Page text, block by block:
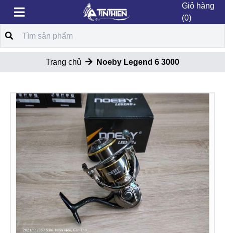
Giỏ hàng
(0)
Trang chủ Noeby Legend 6 3000